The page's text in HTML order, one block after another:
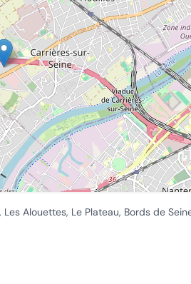
Alouettes, Le Plateau, Bords de